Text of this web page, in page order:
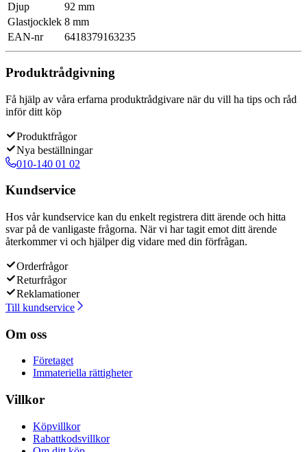
Djup
92 mm
Glastjocklek 8 mm
EAN-nr
6418379163235
Produktrådgivning
Få hjälp av våra erfarna produktrådgivare när du vill ha tips och råd
inför ditt köp
Produktfrågor
Nya beställningar
010-140 01 02
Kundservice
Hos vår kundservice kan du enkelt registrera ditt ärende och hitta
svar på de vanligaste frågorna. När vi har tagit emot ditt ärende
återkommer vi och hjälper dig vidare med din förfrågan.
Orderfrågor
Returfrågor
Reklamationer
Till kundservice
Om oss
Företaget
Immateriella rättigheter
Villkor
Köpvillkor
Rabattkodsvillkor